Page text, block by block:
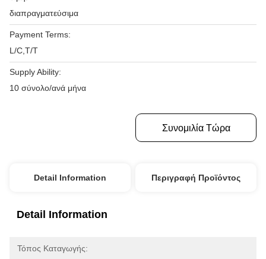
διαπραγματεύσιμα
Payment Terms:
L/C,T/T
Supply Ability:
10 σύνολο/ανά μήνα
Συνομιλία Τώρα
Detail Information Περιγραφή Προϊόντος
Detail Information
Τόπος Καταγωγής: